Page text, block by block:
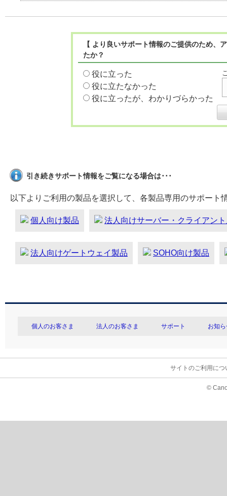
【 より良いサポート情報のご提供のため
たか？
役に立った
役に立たなかった
役に立ったが、わかりづらかった
引き続きサポート情報をご覧になる場合は･･･
以下よりご利用の製品を選択して、各製品専用のサポート
個人向け製品 法人向けサーバー・クライアン
法人向けゲートウェイ製品 SOHO向け製品
個人のお客さま 法人のお客さま サポート お知
サイトのご利用につ
©